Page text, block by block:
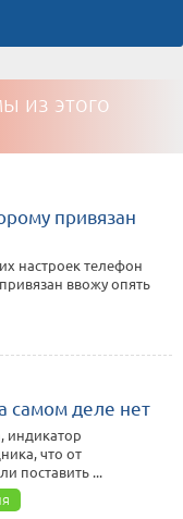
из этого
привязан
настроек телефон
ввожу опять
самом деле нет
индикатор
что от
поставить ...